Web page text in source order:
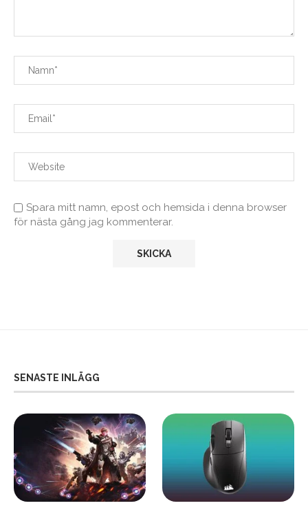
Spara mitt namn, epost och hemsida i denna browser
för nästa gång jag kommenterar.
SENASTE INLÄGG